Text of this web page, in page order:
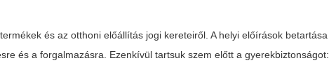
és az otthoni előállítás jogi kereteiről. A helyi előírások betartása
és a forgalmazásra. Ezenkívül tartsuk szem előtt a gyerekbiztonságot: